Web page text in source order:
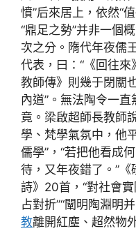
憤”后來居上，依然“
“鼎足之勢”并非一個
次之分。隋代年夜儒
代表，曰：“《回往
教師傳》則幾于閉關
內道”。無法陶令一直
竟。梁啟超師長教師
學、梵學氣氛中，他
儒學”，“若把他看成
待，又年夜錯了。”
詩》20首，“對社會
占對折”“闡明陶淵明
教離開紅塵、超然物